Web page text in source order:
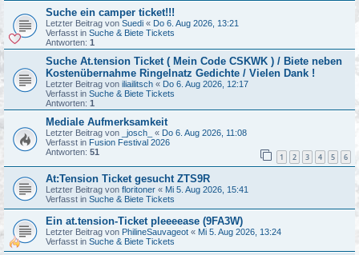
Suche ein camper ticket!!!
Letzter Beitrag von Suedi « Do 6. Aug 2026, 13:21
Verfasst in Suche & Biete Tickets
Antworten: 1
Suche At.tension Ticket ( Mein Code CSKWK ) / Biete neben
Kostenübernahme Ringelnatz Gedichte / Vielen Dank !
Letzter Beitrag von iliailitsch « Do 6. Aug 2026, 12:17
Verfasst in Suche & Biete Tickets
Antworten: 1
Mediale Aufmerksamkeit
Letzter Beitrag von _josch_ « Do 6. Aug 2026, 11:08
Verfasst in Fusion Festival 2026
Antworten: 51 1 2 3 4 5 6
At:Tension Ticket gesucht ZTS9R
Letzter Beitrag von floritoner « Mi 5. Aug 2026, 15:41
Verfasst in Suche & Biete Tickets
Ein at.tension-Ticket pleeeease (9FA3W)
Letzter Beitrag von PhilineSauvageot « Mi 5. Aug 2026, 13:24
Verfasst in Suche & Biete Tickets